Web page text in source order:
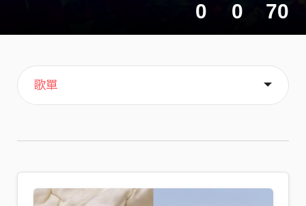
0 0 70
主頁
歌單
喜歡
關於